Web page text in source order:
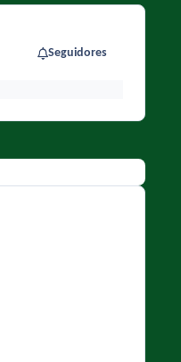
Seguidores